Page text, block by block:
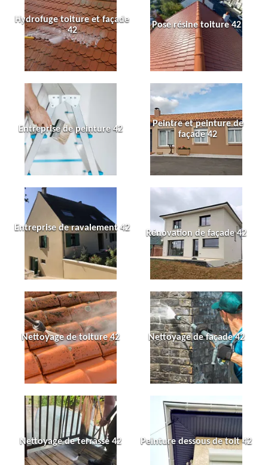
Hydrofuge toiture et façade
42
Pose résine toiture 42
Entreprise de peinture 42
Peintre et peinture de
façade 42
Entreprise de ravalement 42
Rénovation de façade 42
Nettoyage de toiture 42 Nettoyage de façade 42
Nettoyage de terrasse 42 Peinture dessous de toit 42